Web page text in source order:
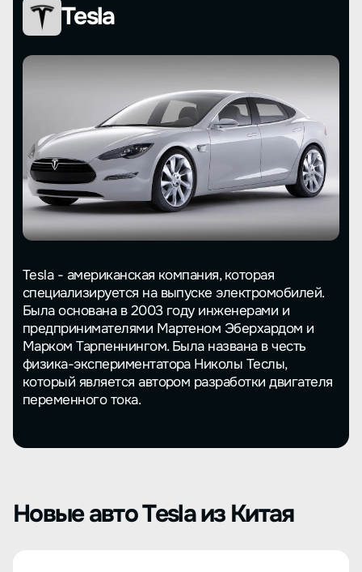
Tesla
Tesla - американская компания, которая
специализируется на выпуске электромобилей.
Была основана в 2003 году инженерами и
предпринимателями Мартеном Эберхардом и
Марком Тарпеннингом. Была названа в честь
физика-экспериментатора Николы Теслы,
который является автором разработки двигателя
переменного тока.
Новые авто Tesla из Китая